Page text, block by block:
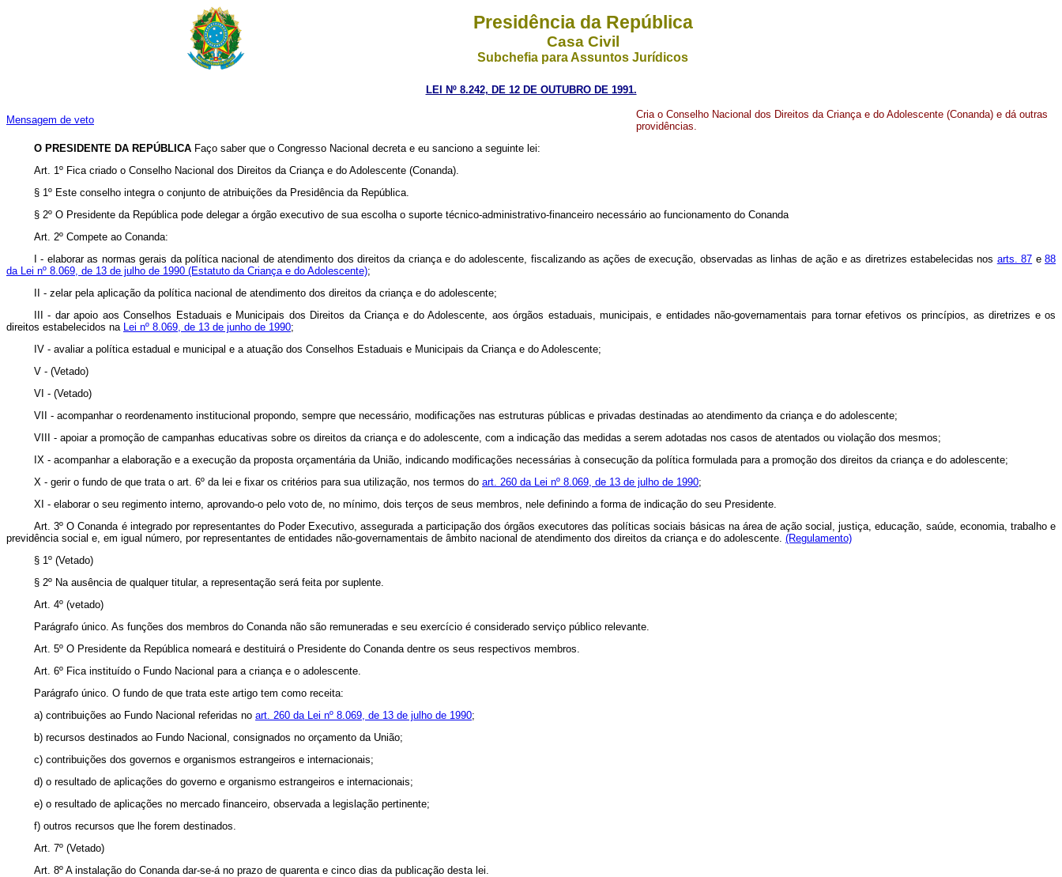
Presidência da República
Casa Civil
Subchefia para Assuntos Jurídicos
LEI Nº 8.242, DE 12 DE OUTUBRO DE 1991.
Mensagem de veto
Cria o Conselho Nacional dos Direitos da Criança e do Adolescente (Conanda) e dá outras
providências.
O PRESIDENTE DA REPÚBLICA Faço saber que o Congresso Nacional decreta e eu sanciono a seguinte lei:
Art. 1º Fica criado o Conselho Nacional dos Direitos da Criança e do Adolescente (Conanda).
§ 1º Este conselho integra o conjunto de atribuições da Presidência da República.
§ 2º O Presidente da República pode delegar a órgão executivo de sua escolha o suporte técnico-administrativo-financeiro necessário ao funcionamento do Conanda
Art. 2º Compete ao Conanda:
I - elaborar as normas gerais da política nacional de atendimento dos direitos da criança e do adolescente, fiscalizando as ações de execução, observadas as linhas de ação e as diretrizes estabelecidas nos arts. 87 e88
da Lei nº 8.069, de 13 de julho de 1990 (Estatuto da Criança e do Adolescente);
II - zelar pela aplicação da política nacional de atendimento dos direitos da criança e do adolescente;
III - dar apoio aos Conselhos Estaduais e Municipais dos Direitos da Criança e do Adolescente, aos órgãos estaduais, municipais, e entidades não-governamentais para tornar efetivos os princípios, as diretrizes e os
direitos estabelecidos na Lei nº 8.069, de 13 de junho de 1990;
IV - avaliar a política estadual e municipal e a atuação dos Conselhos Estaduais e Municipais da Criança e do Adolescente;
V - (Vetado)
VI - (Vetado)
VII - acompanhar o reordenamento institucional propondo, sempre que necessário, modificações nas estruturas públicas e privadas destinadas ao atendimento da criança e do adolescente;
VIII - apoiar a promoção de campanhas educativas sobre os direitos da criança e do adolescente, com a indicação das medidas a serem adotadas nos casos de atentados ou violação dos mesmos;
IX - acompanhar a elaboração e a execução da proposta orçamentária da União, indicando modificações necessárias à consecução da política formulada para a promoção dos direitos da criança e do adolescente;
X - gerir o fundo de que trata o art. 6º da lei e fixar os critérios para sua utilização, nos termos do art. 260 da Lei nº 8.069, de 13 de julho de 1990;
XI - elaborar o seu regimento interno, aprovando-o pelo voto de, no mínimo, dois terços de seus membros, nele definindo a forma de indicação do seu Presidente.
Art. 3º O Conanda é integrado por representantes do Poder Executivo, assegurada a participação dos órgãos executores das políticas sociais básicas na área de ação social, justiça, educação, saúde, economia, trabalho e
previdência social e, em igual número, por representantes de entidades não-governamentais de âmbito nacional de atendimento dos direitos da criança e do adolescente. (Regulamento)
§ 1º (Vetado)
§ 2º Na ausência de qualquer titular, a representação será feita por suplente.
Art. 4º (vetado)
Parágrafo único. As funções dos membros do Conanda não são remuneradas e seu exercício é considerado serviço público relevante.
Art. 5º O Presidente da República nomeará e destituirá o Presidente do Conanda dentre os seus respectivos membros.
Art. 6º Fica instituído o Fundo Nacional para a criança e o adolescente.
Parágrafo único. O fundo de que trata este artigo tem como receita:
a) contribuições ao Fundo Nacional referidas no art. 260 da Lei nº 8.069, de 13 de julho de 1990;
b) recursos destinados ao Fundo Nacional, consignados no orçamento da União;
c) contribuições dos governos e organismos estrangeiros e internacionais;
d) o resultado de aplicações do governo e organismo estrangeiros e internacionais;
e) o resultado de aplicações no mercado financeiro, observada a legislação pertinente;
f) outros recursos que lhe forem destinados.
Art. 7º (Vetado)
Art. 8º A instalação do Conanda dar-se-á no prazo de quarenta e cinco dias da publicação desta lei.